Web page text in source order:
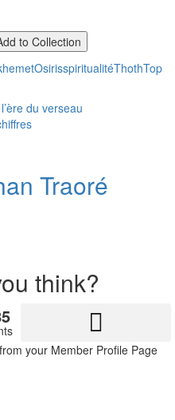
to Collection
OsirisspiritualitéThothTop
du verseau
Traoré
think?
your Member Profile Page